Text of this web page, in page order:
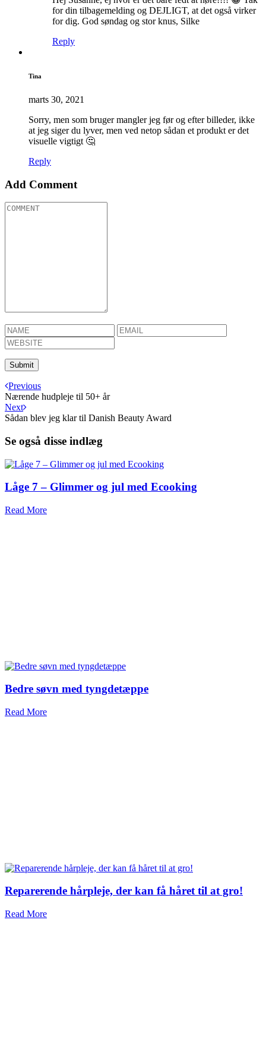
for din tilbagemelding og DEJLIGT, at det også virker
for dig. God søndag og stor knus, Silke
Reply
Tina
marts 30, 2021
Sorry, men som bruger mangler jeg før og efter billeder, ikke
at jeg siger du lyver, men ved netop sådan et produkt er det
visuelle vigtigt 🤔
Reply
Add Comment
Previous
Nærende hudpleje til 50+ år
Next
Sådan blev jeg klar til Danish Beauty Award
Se også disse indlæg
Låge 7 – Glimmer og jul med Ecooking
Read More
Bedre søvn med tyngdetæppe
Read More
Reparerende hårpleje, der kan få håret til at gro!
Read More